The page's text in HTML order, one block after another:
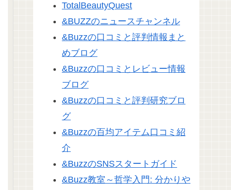
TotalBeautyQuest
&BUZZのニュースチャンネル
&Buzzの口コミと評判情報まと
めブログ
&Buzzの口コミとレビュー情報
ブログ
&Buzzの口コミと評判研究ブロ
グ
&Buzzの百均アイテム口コミ紹
介
&BuzzのSNSスタートガイド
&Buzz教室～哲学入門: 分かりや